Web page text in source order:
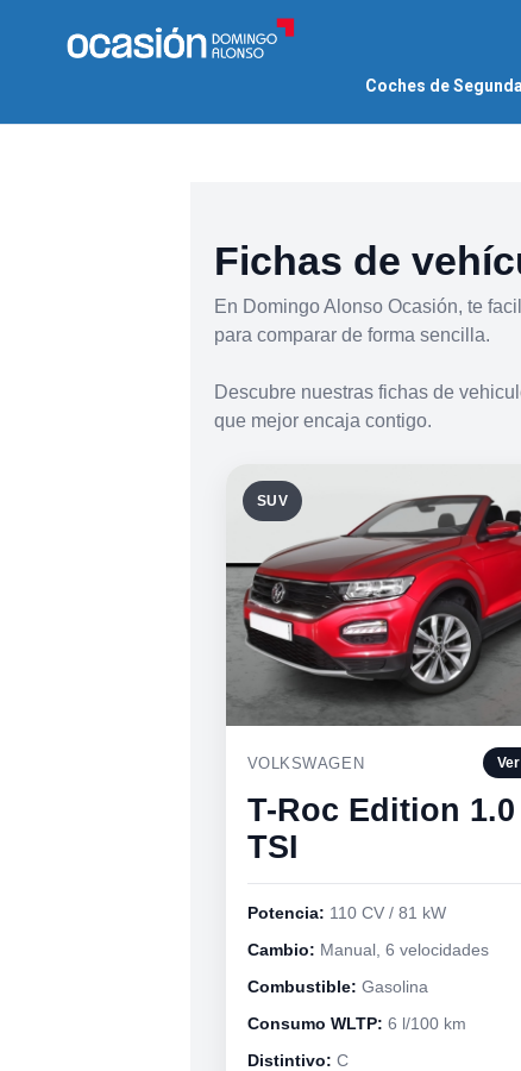
Coches de
Fichas de
En Domingo Alonso Ocasión, te
para comparar de forma sencilla.
Descubre nuestras fichas de
que mejor encaja contigo.
SUV
VOLKSWAGEN
T-Roc Edition 1.0
TSI
Potencia: 110 CV / 81 kW
Cambio: Manual, 6 velocidades
Combustible: Gasolina
Consumo WLTP: 6 l/100 km
Distintivo: C